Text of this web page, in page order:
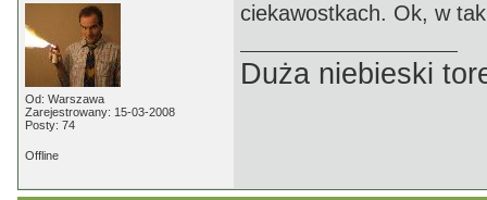
Od: Warszawa
Zarejestrowany: 15-03-2008
Posty: 74
ciekawostkach. Ok, w
Duża niebieski
Offline